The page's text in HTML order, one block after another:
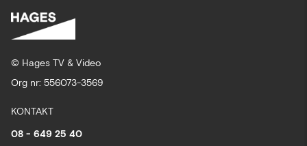
© Hages TV & Video
Org nr: 556073-3569
KONTAKT
08 - 649 25 40